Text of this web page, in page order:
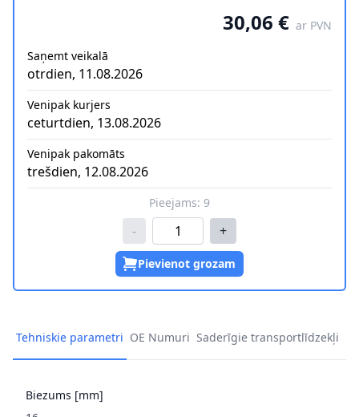
30,06 € ar PVN
Saņemt veikalā
otrdien, 11.08.2026
Venipak kurjers
ceturtdien, 13.08.2026
Venipak pakomāts
trešdien, 12.08.2026
Pieejams: 9
- +
Pievienot grozam
Tehniskie parametri OE Numuri Saderīgie transportlīdzekļi
Biezums [mm]